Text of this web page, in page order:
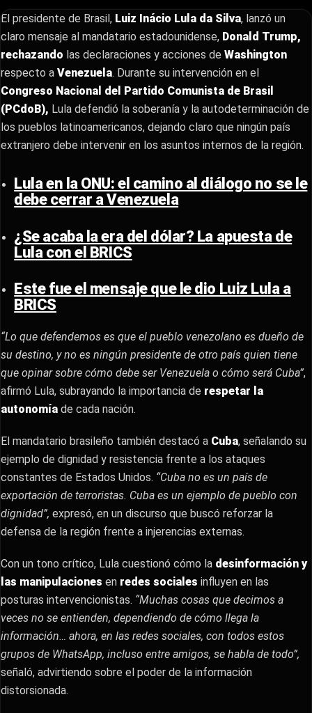
El presidente de Brasil, Luiz Inácio Lula da Silva, lanzó un
claro mensaje al mandatario estadounidense, Donald Trump,
rechazando las declaraciones y acciones de Washington
respecto a Venezuela. Durante su intervención en el
Congreso Nacional del Partido Comunista de Brasil
(PCdoB), Lula defendió la soberanía y la autodeterminación de
los pueblos latinoamericanos, dejando claro que ningún país
extranjero debe intervenir en los asuntos internos de la región.
Lula en la ONU: el camino al diálogo no se le
debe cerrar a Venezuela
¿Se acaba la era del dólar? La apuesta de
Lula con el BRICS
Este fue el mensaje que le dio Luiz Lula a
BRICS
“Lo que defendemos es que el pueblo venezolano es dueño de
su destino, y no es ningún presidente de otro país quien tiene
que opinar sobre cómo debe ser Venezuela o cómo será Cuba”,
afirmó Lula, subrayando la importancia de respetar la
autonomía de cada nación.
El mandatario brasileño también destacó a Cuba, señalando su
ejemplo de dignidad y resistencia frente a los ataques
constantes de Estados Unidos. “Cuba no es un país de
exportación de terroristas. Cuba es un ejemplo de pueblo con
dignidad”, expresó, en un discurso que buscó reforzar la
defensa de la región frente a injerencias externas.
Con un tono crítico, Lula cuestionó cómo la desinformación y
las manipulaciones en redes sociales influyen en las
posturas intervencionistas. “Muchas cosas que decimos a
veces no se entienden, dependiendo de cómo llega la
información… ahora, en las redes sociales, con todos estos
grupos de WhatsApp, incluso entre amigos, se habla de todo”,
señaló, advirtiendo sobre el poder de la información
distorsionada.